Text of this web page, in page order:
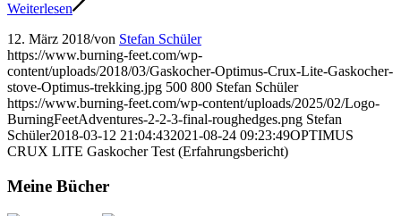
Weiterlesen
12. März 2018/von Stefan Schüler
https://www.burning-feet.com/wp-
content/uploads/2018/03/Gaskocher-Optimus-Crux-Lite-Gaskocher-
stove-Optimus-trekking.jpg 500 800 Stefan Schüler
https://www.burning-feet.com/wp-content/uploads/2025/02/Logo-
BurningFeetAdventures-2-2-3-final-roughedges.png Stefan
Schüler2018-03-12 21:04:432021-08-24 09:23:49OPTIMUS
CRUX LITE Gaskocher Test (Erfahrungsbericht)
Meine Bücher